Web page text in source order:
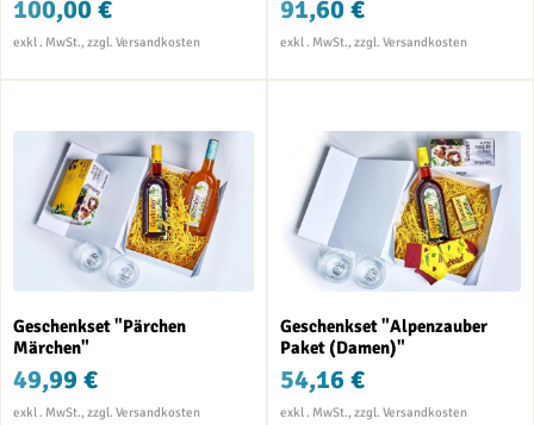
100,00 € 91,60 €
Geschenkset "Pärchen
Märchen"
49,99 €
Geschenkset "Alpenzauber
Paket (Damen)"
54,16 €